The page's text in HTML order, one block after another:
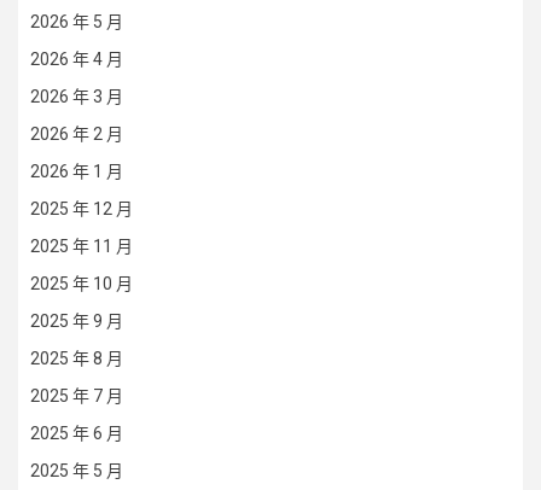
2026 年 5 月
2026 年 4 月
2026 年 3 月
2026 年 2 月
2026 年 1 月
2025 年 12 月
2025 年 11 月
2025 年 10 月
2025 年 9 月
2025 年 8 月
2025 年 7 月
2025 年 6 月
2025 年 5 月